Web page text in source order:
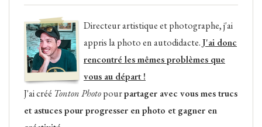
Directeur artistique et photographe, j'ai
appris la photo en autodidacte.J'ai donc
rencontré les mêmes problèmes que
vous au départ !
J'ai créé Tonton Photopourpartager avec vous mes trucs
et astuces pour progresser en photo et gagner en